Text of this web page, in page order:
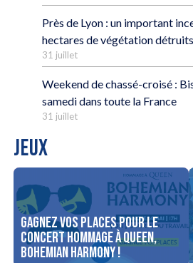
Près de Lyon : un important
hectares de végétation détruits
31 juillet
Weekend de chassé-croisé :
samedi dans toute la France
31 juillet
JEUX
Gagnez vos places pour le
concert Hommage à Queen,
Bohemian Harmony !